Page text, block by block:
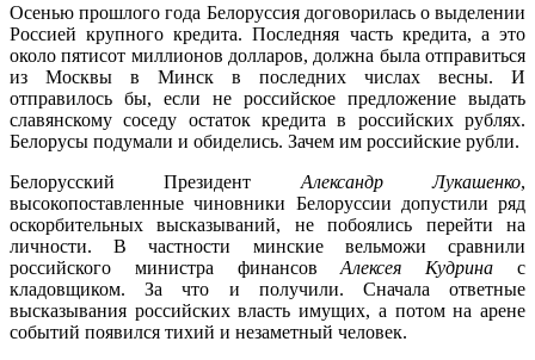
Осенью прошлого года Белоруссия договорилась о выделении
Россией крупного кредита. Последняя часть кредита, а это
около пятисот миллионов долларов, должна была отправиться
из Москвы в Минск в последних числах весны. И
отправилось бы, если не российское предложение выдать
славянскому соседу остаток кредита в российских рублях.
Белорусы подумали и обиделись. Зачем им российские рубли.
Белорусский Президент Александр Лукашенко,
высокопоставленные чиновники Белоруссии допустили ряд
оскорбительных высказываний, не побоялись перейти на
личности. В частности минские вельможи сравнили
российского министра финансовАлексея Кудрина с
кладовщиком. За что и получили. Сначала ответные
высказывания российских власть имущих, а потом на арене
событий появился тихий и незаметный человек.